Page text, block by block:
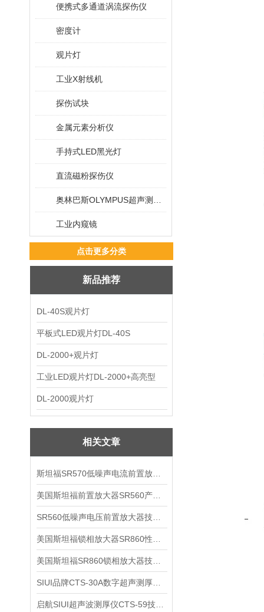
便携式多通道涡流探伤仪
密度计
观片灯
工业X射线机
探伤试块
金属元素分析仪
手持式LED黑光灯
直流磁粉探伤仪
工业内窥镜
点击更多分类
新品推荐
DL-40S观片灯
平板式LED观片灯DL-40S
DL-2000+观片灯
工业LED观片灯DL-2000+高亮型
DL-2000观片灯
相关文章